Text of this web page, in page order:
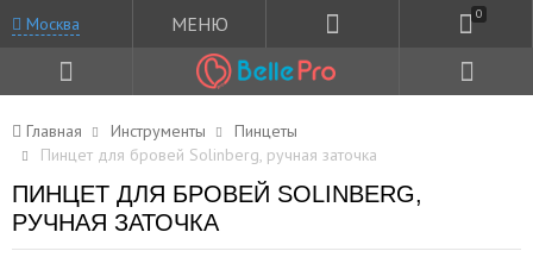
Москва МЕНЮ 0
Главная Инструменты
Пинцеты
Пинцет для бровей Solinberg, ручная заточка
ПИНЦЕТ ДЛЯ БРОВЕЙ SOLINBERG,
РУЧНАЯ ЗАТОЧКА